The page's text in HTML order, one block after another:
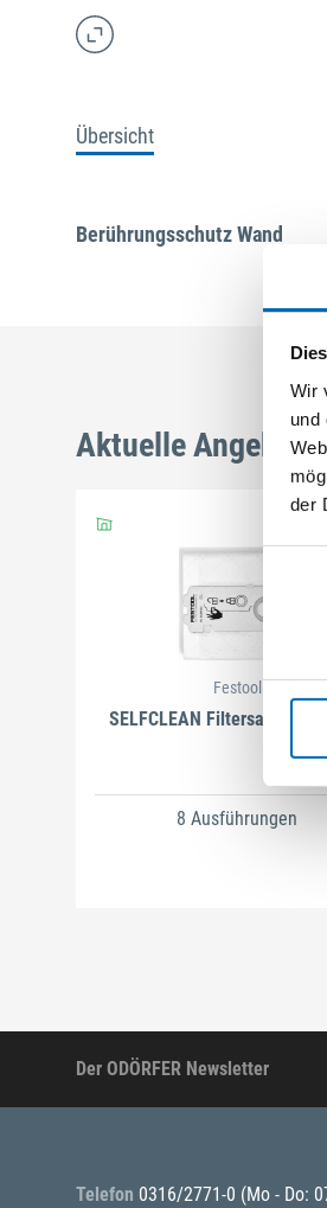
Wir
und
der
Übersicht
Berührungsschutz Wand
Aktuelle Angebote
Festool
SELFCLEAN Filtersack SC
8 Ausführungen
Der ODÖRFER Newsletter
Telefon 0316/2771-0 (Mo - Do: